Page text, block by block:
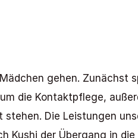
gehen. Zunächst
die Kontaktpflege,
Die Leistungen
Kushi der Übergang in die